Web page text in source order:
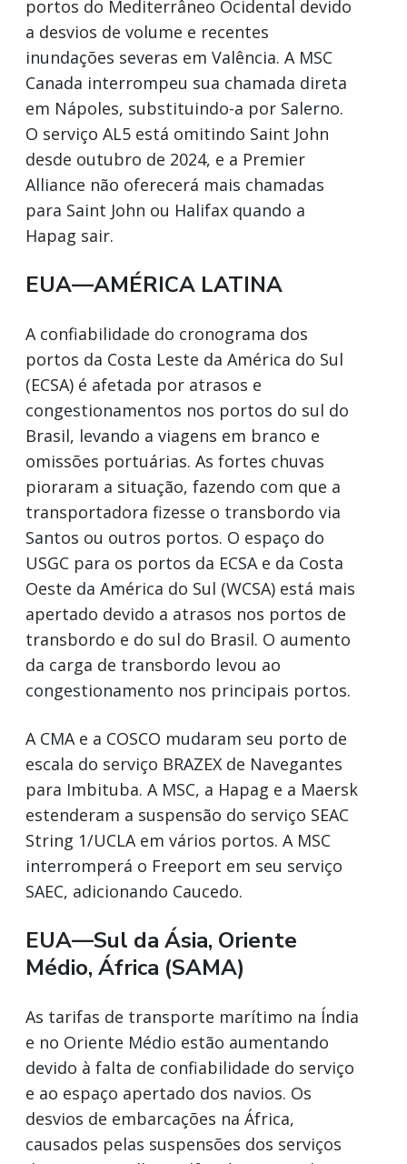
portos do Mediterrâneo Ocidental devido
a desvios de volume e recentes
inundações severas em Valência. A MSC
Canada interrompeu sua chamada direta
em Nápoles, substituindo-a por Salerno.
O serviço AL5 está omitindo Saint John
desde outubro de 2024, e a Premier
Alliance não oferecerá mais chamadas
para Saint John ou Halifax quando a
Hapag sair.
EUA—AMÉRICA LATINA
A confiabilidade do cronograma dos
portos da Costa Leste da América do Sul
(ECSA) é afetada por atrasos e
congestionamentos nos portos do sul do
Brasil, levando a viagens em branco e
omissões portuárias. As fortes chuvas
pioraram a situação, fazendo com que a
transportadora fizesse o transbordo via
Santos ou outros portos. O espaço do
USGC para os portos da ECSA e da Costa
Oeste da América do Sul (WCSA) está mais
apertado devido a atrasos nos portos de
transbordo e do sul do Brasil. O aumento
da carga de transbordo levou ao
congestionamento nos principais portos.
A CMA e a COSCO mudaram seu porto de
escala do serviço BRAZEX de Navegantes
para Imbituba. A MSC, a Hapag e a Maersk
estenderam a suspensão do serviço SEAC
String 1/UCLA em vários portos. A MSC
interromperá o Freeport em seu serviço
SAEC, adicionando Caucedo.
EUA—Sul da Ásia, Oriente
Médio, África (SAMA)
As tarifas de transporte marítimo na Índia
e no Oriente Médio estão aumentando
devido à falta de confiabilidade do serviço
e ao espaço apertado dos navios. Os
desvios de embarcações na África,
causados pelas suspensões dos serviços